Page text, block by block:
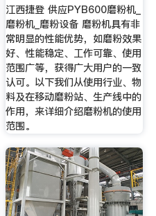
江西捷登 供应PYB600磨粉机_
磨粉机_磨粉设备 磨粉机具有非
常明显的性能优势，如磨粉效果
好、性能稳定、工作可靠、使用
范围广等，获得广大用户的一致
认可。以下我们从使用行业、物
料及在移动磨粉站、生产线中的
作用，来详细介绍磨粉机的使用
范围。